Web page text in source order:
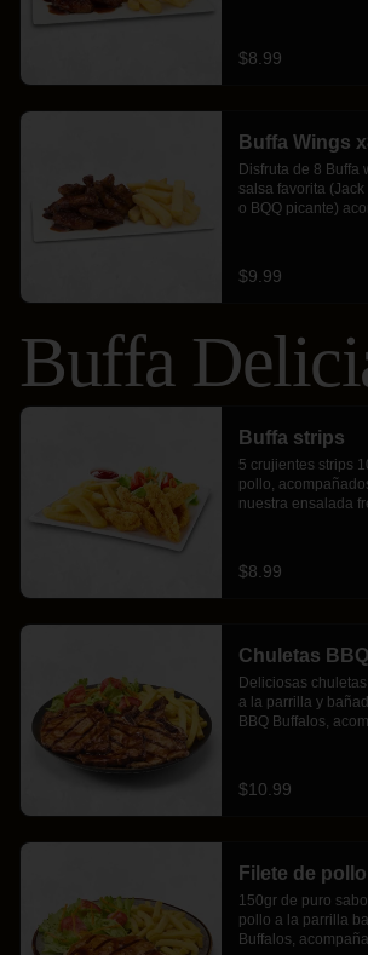
$8.99
Buffa Wings
Disfruta de 8 Buffa
salsa favorita
o BQQ picante)
$9.99
Buffa
Buffa strips
5 crujientes strips
pollo,
nuestra ensalada
$8.99
Chuletas BBQ
Deliciosas
a la parrilla y
BBQ Buffalos,
$10.99
Filete de
150gr de puro
pollo a la parrilla
Buffalos,